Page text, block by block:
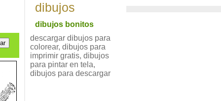
dibujos
dibujos bonitos
descargar dibujos para
colorear, dibujos para
imprimir gratis, dibujos
para pintar en tela,
dibujos para descargar